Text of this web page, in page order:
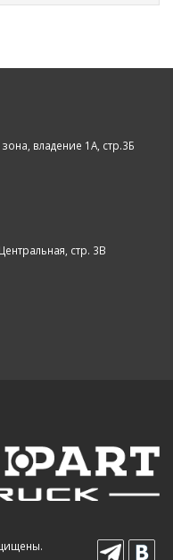
владение 1А, стр.3Б
стр. 3В